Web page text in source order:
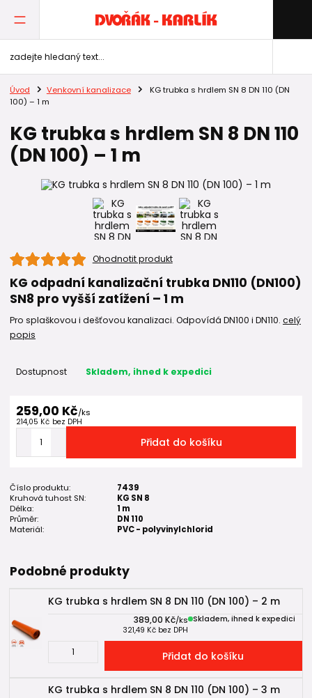
Úvod Venkovní kanalizace
KG trubka s hrdlem SN 8 DN 110 (DN
100) – 1 m
KG trubka s hrdlem SN 8 DN 110
(DN 100) – 1 m
Ohodnotit produkt
KG odpadní kanalizační trubka DN110 (DN100)
SN8 pro vyšší zatížení – 1 m
Pro splaškovou i dešťovou kanalizaci. Odpovídá DN100 i DN110. celý
popis
Dostupnost Skladem, ihned k expedici
259,00 Kč/ks
214,05 Kč bez DPH
Přidat do košíku
Číslo produktu:
7439
Kruhová tuhost SN:
KG SN 8
Délka:
1 m
Průměr:
DN 110
Materiál:
PVC - polyvinylchlorid
Podobné produkty
KG trubka s hrdlem SN 8 DN 110 (DN 100) – 2 m
389,00 Kč/ks
321,49 Kč bez DPH
Skladem, ihned k expedici
Přidat do košíku
KG trubka s hrdlem SN 8 DN 110 (DN 100) – 3 m